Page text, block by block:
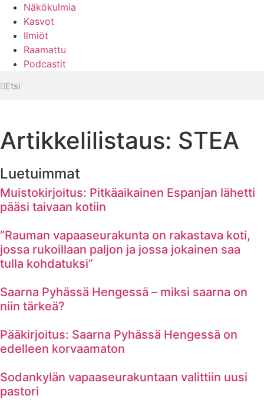
Näkökulmia
Kasvot
Ilmiöt
Raamattu
Podcastit
Artikkelilistaus: STEA
Luetuimmat
Muistokirjoitus: Pitkäaikainen Espanjan lähetti
pääsi taivaan kotiin
”Rauman vapaaseurakunta on rakastava koti,
jossa rukoillaan paljon ja jossa jokainen saa
tulla kohdatuksi”
Saarna Pyhässä Hengessä – miksi saarna on
niin tärkeä?
Pääkirjoitus: Saarna Pyhässä Hengessä on
edelleen korvaamaton
Sodankylän vapaaseurakuntaan valittiin uusi
pastori